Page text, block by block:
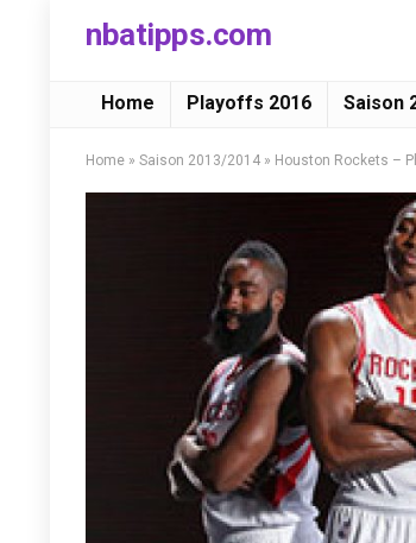
nbatipps.com
Home Playoffs 2016 Saison
Home » Saison 2013/2014 » Houston Rockets –